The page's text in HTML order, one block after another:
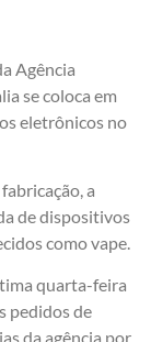
Agência
se coloca em
eletrônicos no
a
de dispositivos
como vape.
quarta-feira
pedidos de
da agência por